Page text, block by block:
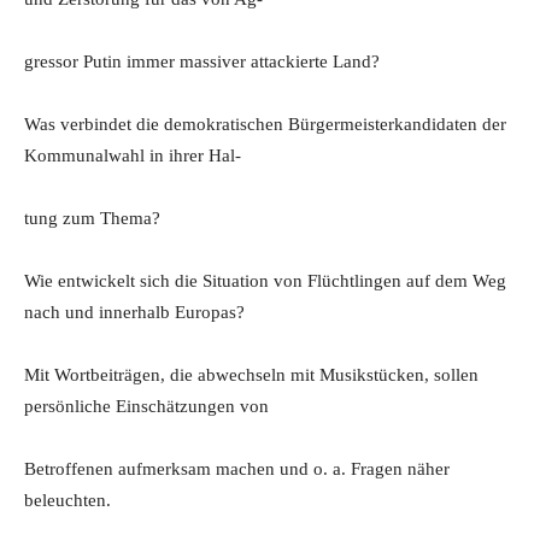
gressor Putin immer massiver attackierte Land?
Was verbindet die demokratischen Bürgermeisterkandidaten der
Kommunalwahl in ihrer Hal-
tung zum Thema?
Wie entwickelt sich die Situation von Flüchtlingen auf dem Weg
nach und innerhalb Europas?
Mit Wortbeiträgen, die abwechseln mit Musikstücken, sollen
persönliche Einschätzungen von
Betroffenen aufmerksam machen und o. a. Fragen näher
beleuchten.